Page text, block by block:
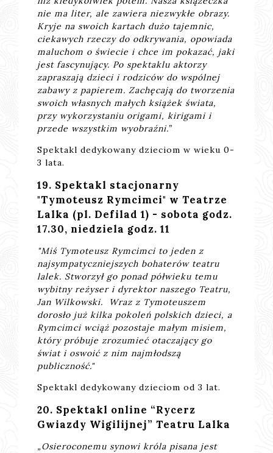
nie ma liter, ale zawiera niezwykłe obrazy.
Kryje na swoich kartach dużo tajemnic,
ciekawych rzeczy do odkrywania, opowiada
maluchom o świecie i chce im pokazać, jaki
jest fascynujący. Po spektaklu aktorzy
zapraszają dzieci i rodziców do wspólnej
zabawy z papierem. Zachęcają do tworzenia
swoich własnych małych książek świata,
przy wykorzystaniu origami, kirigami i
przede wszystkim wyobraźni.”
Spektakl dedykowany dzieciom w wieku 0-
3 lata.
19. Spektakl stacjonarny
"Tymoteusz Rymcimci" w Teatrze
Lalka (pl. Defilad 1) - sobota godz.
17.30, niedziela godz. 11
"Miś Tymoteusz Rymcimci to jeden z
najsympatyczniejszych bohaterów teatru
lalek. Stworzył go ponad półwieku temu
wybitny reżyser i dyrektor naszego Teatru,
Jan Wilkowski. Wraz z Tymoteuszem
dorosło już kilka pokoleń polskich dzieci, a
Rymcimci wciąż pozostaje małym misiem,
który próbuje zrozumieć otaczający go
świat i oswoić z nim najmłodszą
publiczność."
Spektakl dedykowany dzieciom od 3 lat.
20. Spektakl online “Rycerz
Gwiazdy Wigilijnej” Teatru Lalka
„Osieroconemu synowi króla pisana jest